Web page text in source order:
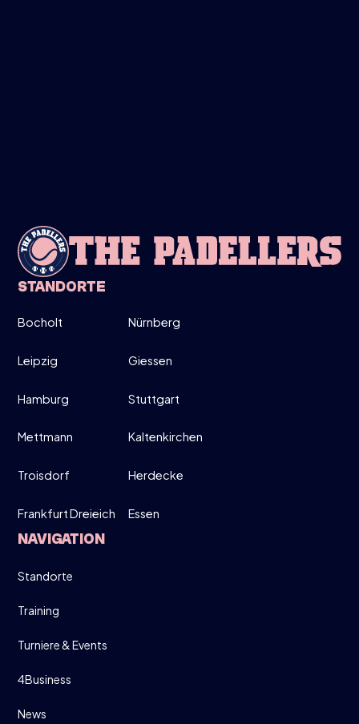
INFO
MITTWOCH
26
MÄRZ
MOVE UP, MOVE DOWN - MEN ONLY!
19:00-21:30
DIRECT INSCHRIJVEN
STANDORTE
Bocholt Nürnberg
Leipzig Giessen
Hamburg Stuttgart
Mettmann Kaltenkirchen
Troisdorf Herdecke
Frankfurt Dreieich Essen
NAVIGATION
Standorte
Training
Turniere & Events
4Business
News